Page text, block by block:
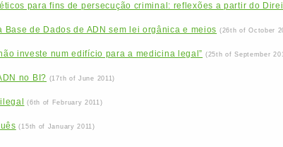
para fins de persecução criminal: reflexões a partir do
de Dados de ADN sem lei orgânica e meios (26th of October
investe num edifício para a medicina legal” (25th of September
no BI? (17th of June 2011)
(6th of February 2011)
(15th of January 2011)